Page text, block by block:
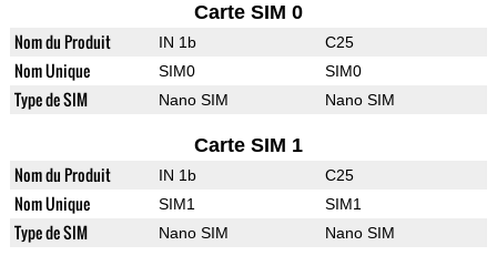
Carte SIM 0
Nom du Produit IN 1b C25
Nom Unique SIM0 SIM0
Type de SIM Nano SIM Nano SIM
Carte SIM 1
Nom du Produit IN 1b C25
Nom Unique SIM1 SIM1
Type de SIM Nano SIM Nano SIM